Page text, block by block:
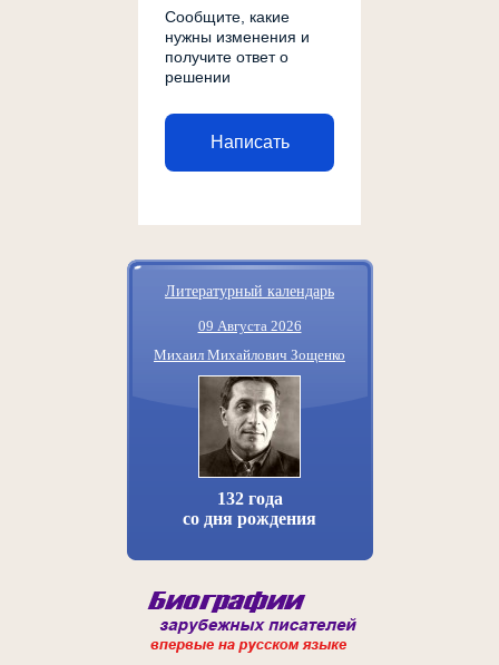
Сообщите, какие
нужны изменения и
получите ответ о
решении
Написать
Литературный календарь
09 Августа 2026
Михаил Михайлович Зощенко
132 года
со дня рождения